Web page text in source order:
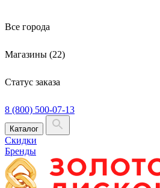
Все города
Магазины (22)
Статус заказа
8 (800) 500-07-13
Каталог
Скидки
Бренды